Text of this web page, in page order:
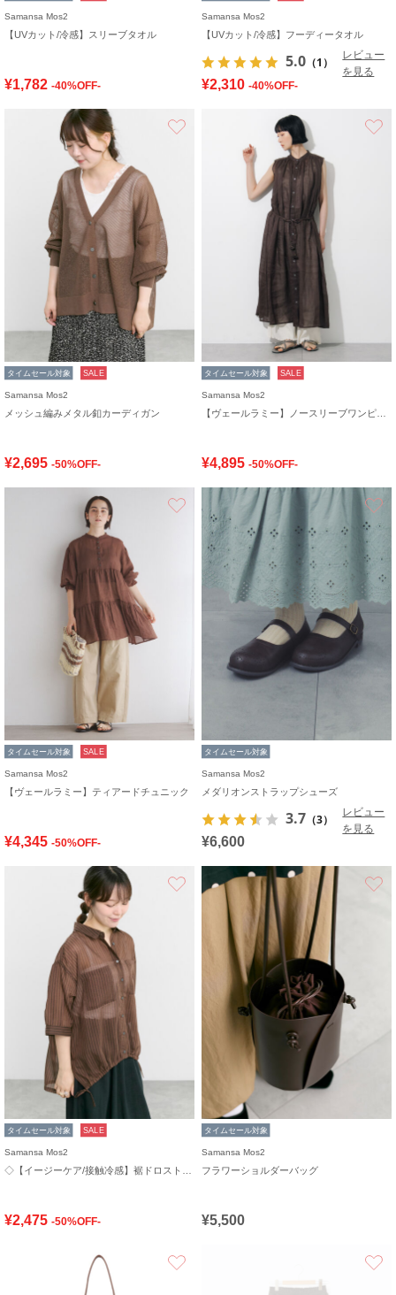
Samansa Mos2
【UVカット/冷感】スリーブタオル
¥1,782 -40%OFF-
Samansa Mos2
【UVカット/冷感】フーディータオル
5.0 （1）
レビュー
を見る
¥2,310 -40%OFF-
タイムセール対象 SALE
Samansa Mos2
メッシュ編みメタル釦カーディガン
¥2,695 -50%OFF-
タイムセール対象 SALE
Samansa Mos2
¥4,895 -50%OFF-
お気に入り
タイムセール対象 SALE
Samansa Mos2
【ヴェールラミー】ティアードチュニック
¥4,345 -50%OFF-
タイムセール対象
Samansa Mos2
メダリオンストラップシューズ
3.7 （3）
レビュー
を見る
¥6,600
お気に入り
タイムセール対象 SALE
Samansa Mos2
¥2,475 -50%OFF-
タイムセール対象
Samansa Mos2
フラワーショルダーバッグ
¥5,500